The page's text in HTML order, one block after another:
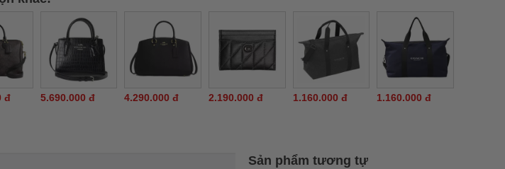
đ 5.690.000 đ 4.290.000 đ 2.190.000 đ 1.160.000 đ 1.160.000 đ
Sản phẩm tương tự